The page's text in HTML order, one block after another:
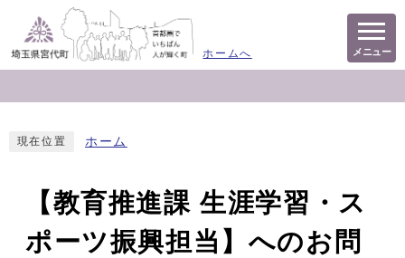
ホームへ メニュー
現在位置 ホーム
【教育推進課 生涯学習・ス
ポーツ振興担当】へのお問